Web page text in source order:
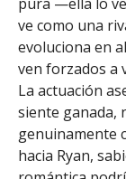
ve como una
evoluciona en
ven forzados a
La actuación
siente ganada,
genuinamente
hacia Ryan,